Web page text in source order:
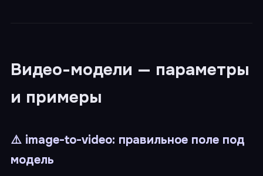
Видео-модели — параметры
и примеры
⚠️ image-to-video: правильное поле под
модель